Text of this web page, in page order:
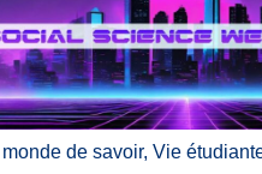
de savoir, Vie